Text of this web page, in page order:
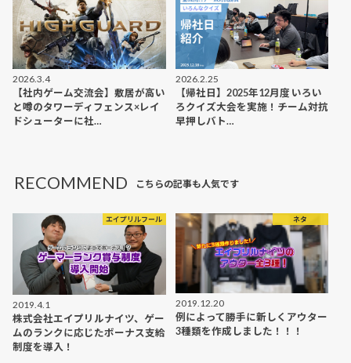
2026.3.4
【社内ゲーム交流会】敷居が高い
と噂のタワーディフェンス×レイ
ドシューターに社…
2026.2.25
【帰社日】2025年12月度 いろい
ろクイズ大会を実施！チーム対抗
早押しバト…
RECOMMEND こちらの記事も人気です
エイプリルフール
2019.4.1
株式会社エイプリルナイツ、ゲー
ムのランクに応じたボーナス支給
制度を導入！
ネタ
2019.12.20
例によって勝手に新しくアウター
3種類を作成しました！！！